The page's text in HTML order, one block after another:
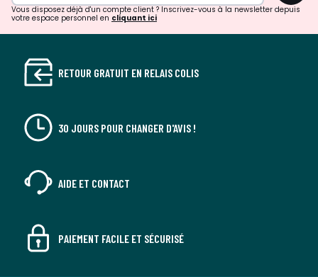
Vous disposez déjà d'un compte client ? Inscrivez-vous à la newsletter depuis
votre espace personnel en cliquant ici
RETOUR GRATUIT EN RELAIS COLIS
30 JOURS POUR CHANGER D'AVIS !
AIDE ET CONTACT
PAIEMENT FACILE ET SÉCURISÉ